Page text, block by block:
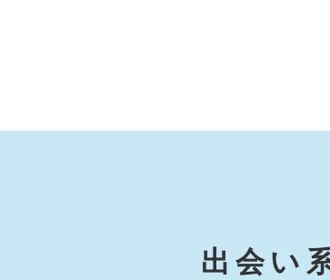
出会い